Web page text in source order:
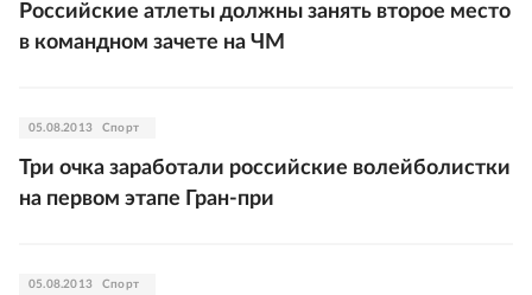
Российские атлеты должны занять второе место
в командном зачете на ЧМ
05.08.2013 Спорт
Три очка заработали российские волейболистки
на первом этапе Гран-при
05.08.2013 Спорт